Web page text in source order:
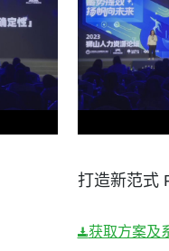
打造新范式
获取方案及